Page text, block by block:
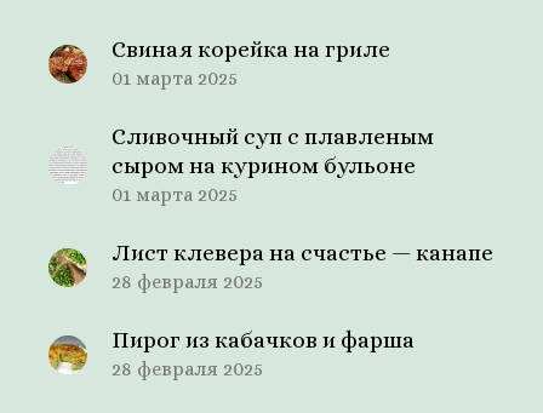
Свиная корейка на гриле
01 марта 2025
Сливочный суп с плавленым
сыром на курином бульоне
01 марта 2025
Лист клевера на счастье — канапе
28 февраля 2025
Пирог из кабачков и фарша
28 февраля 2025